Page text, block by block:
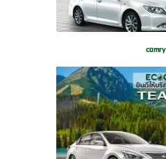
camry